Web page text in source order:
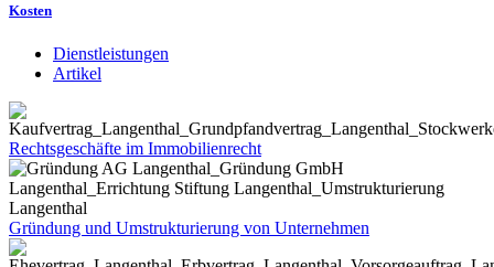
Kosten
Dienstleistungen
Artikel
Rechtsgeschäfte im Immobilienrecht
Gründung und Umstrukturierung von Unternehmen